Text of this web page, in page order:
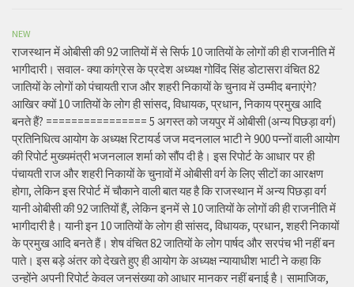
NEW
राजस्थान में ओबीसी की 92 जातियों में से सिर्फ 10 जातियों के लोगों की ही राजनीति में
भागीदारी। सवाल- क्या कांग्रेस के प्रदेश अध्यक्ष गोविंद सिंह डोटासरा वंचित 82
जातियों के लोगों को पंचायती राज और शहरी निकायों के चुनाव में उम्मीद बनाएंगे?
आखिर क्यों 10 जातियों के लोग ही सांसद, विधायक, प्रधान, निकाय प्रमुख आदि
बनते हैं? ================ 5 अगस्त को जयपुर में ओबीसी (अन्य पिछड़ा वर्ग)
प्रतिनिधित्व आयोग के अध्यक्ष रिटायर्ड जज मदनलाल भाटी ने 900 पन्नों वाली आयोग
की रिपोर्ट मुख्यमंत्री भजनलाल शर्मा को सौंप दी है। इस रिपोर्ट के आधार पर ही
पंचायती राज और शहरी निकायों के चुनावों में ओबीसी वर्ग के लिए सीटों का आरक्षण
होगा, लेकिन इस रिपोर्ट में चौकाने वाली बात यह है कि राजस्थान में अन्य पिछड़ा वर्ग
यानी ओबीसी की 92 जातियों हैं, लेकिन इनमें से 10 जातियों के लोगों की ही राजनीति में
भागीदारी है। यानी इन 10 जातियों के लोग ही सांसद, विधायक, प्रधान, शहरी निकायों
के प्रमुख आदि बनते हैं। शेष वंचित 82 जातियों के लोग पार्षद और सरपंच भी नहीं बन
पाते। इस बड़े अंतर को देखते हुए ही आयोग के अध्यक्ष न्यायाधीश भाटी ने कहा कि
उन्होंने अपनी रिपोर्ट केवल जनसंख्या को आधार मानकर नहीं बनाई है। सामाजिक,